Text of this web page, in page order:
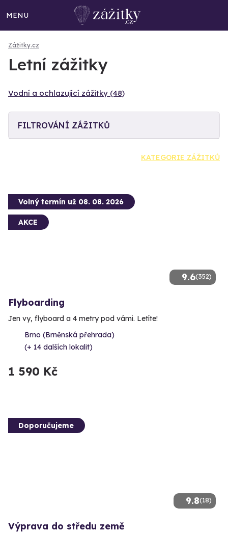
MENU
Zážitky.cz
Letní zážitky
Vodní a ochlazující zážitky (48)
FILTROVÁNÍ ZÁŽITKŮ
KATEGORIE ZÁŽITKŮ
9.6(352)
Volný termín už 08. 08. 2026
AKCE
Flyboarding
Jen vy, flyboard a 4 metry pod vámi. Letíte!
Brno (Brněnská přehrada)
(+ 14 dalších lokalit)
1 590 Kč
9.8(18)
Doporučujeme
Výprava do středu země